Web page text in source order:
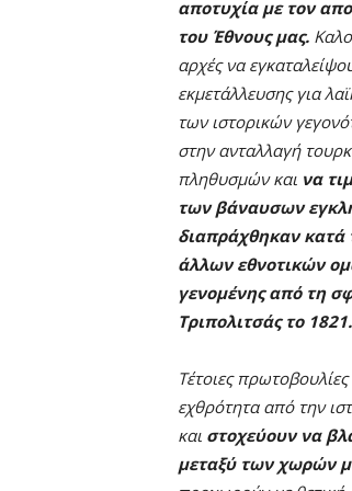
αποτυχία με τον
του Έθνους μας.
αρχές να
εκμετάλλευσης για
των ιστορικών
στην ανταλλαγή
πληθυσμών και να
των βάναυσων
διαπράχθηκαν
άλλων εθνοτικών
γενομένης από τη
Τριπολιτσάς το 1821.
Τέτοιες
εχθρότητα από την
και στοχεύουν να
μεταξύ των χωρών